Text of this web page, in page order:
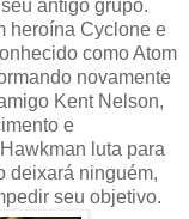
antigo grupo.
heroína Cyclone e
como Atom
novamente
Kent Nelson,
e
luta para
deixará ninguém,
seu objetivo.